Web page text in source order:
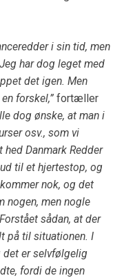
i sin tid, men
har dog leget med
det igen. Men
forskel,” fortæller
dog ønske, at man i
osv., som vi
Danmark Redder
til et hjertestop, og
nok, og det
nogen, men nogle
sådan, at der
på til situationen. I
det er selvfølgelig
fordi de ingen